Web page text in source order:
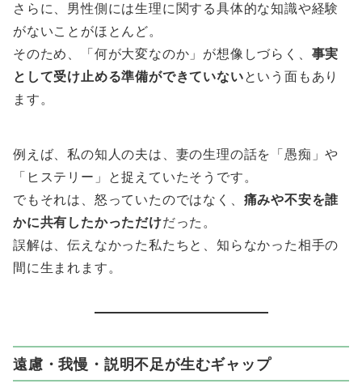
さらに、男性側には生理に関する具体的な知識や経験
がないことがほとんど。
そのため、「何が大変なのか」が想像しづらく、 事実
として受け止める準備ができていないという面もあり
ます。
例えば、私の知人の夫は、妻の生理の話を「愚痴」や
「ヒステリー」と捉えていたそうです。
でもそれは、怒っていたのではなく、 痛みや不安を誰
かに共有したかっただけだった。
誤解は、伝えなかった私たちと、知らなかった相手の
間に生まれます。
遠慮・我慢・説明不足が生むギャップ